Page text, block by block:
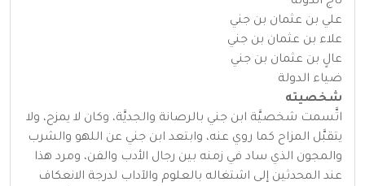
علي بن عثمان بن جني
علاء بن عثمان بن جني
عالٍ بن عثمان بن جني
ضياء الدولة
شخصيته
اتَّسمت شخصيَّة ابن جني بالرصانة والجديَّة، وكان لا يمزح، ولا
يتقبَّل المزاح كما روي عنه، وابتعد ابن جني عن اللهو والشرب
والمجون الذي ساد في زمنه بين رجال الأدب والفن، ومرد هذا
عند المحدثين إلى اشتغاله بالعلوم والآداب لدرجة الانعكاف